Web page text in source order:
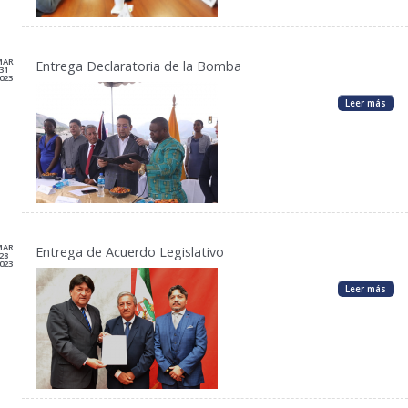
31 Entrega Declaratoria de la Bomba
Leer más
28 Entrega de Acuerdo Legislativo
Leer más